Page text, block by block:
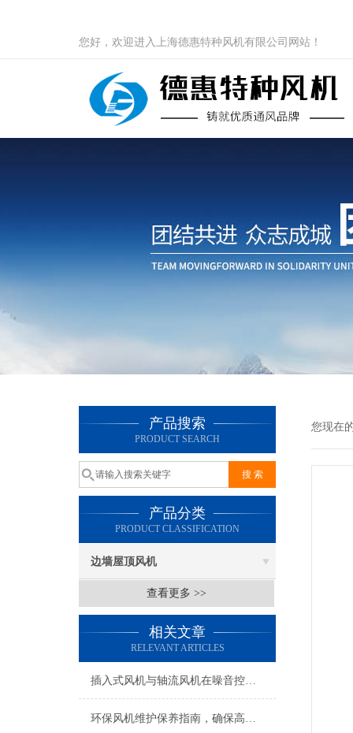
您好，欢迎进入上海德惠特种风机有限公司网站！
产品搜索
PRODUCT SEARCH
产品分类
PRODUCT CLASSIFICATION
边墙屋顶风机
查看更多 >>
相关文章
RELEVANT ARTICLES
插入式风机与轴流风机在噪音控制上有何差异？
环保风机维护保养指南，确保高效稳定运行
您现在